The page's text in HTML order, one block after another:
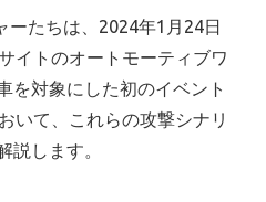
ーたちは、2024年1月24日
イトのオートモーティブワ
を対象にした初のイベント
いて、これらの攻撃シナリ
説します。